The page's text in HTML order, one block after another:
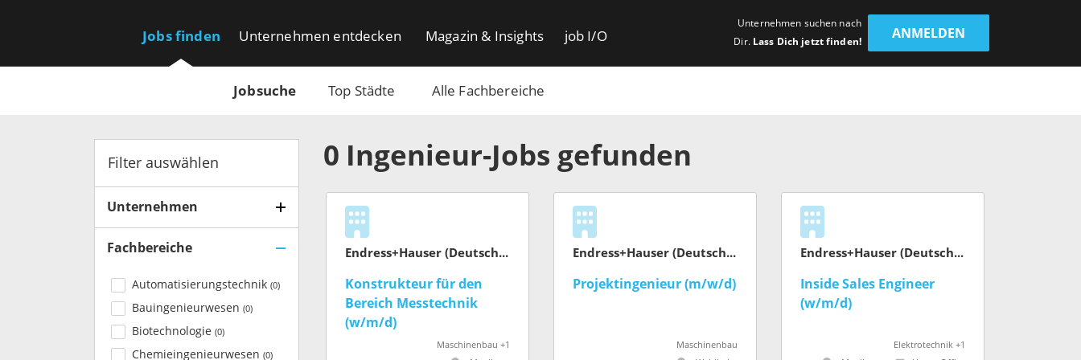
Jobs finden
Jobsuche Top Städte Alle Fachbereiche
Unternehmen entdecken Magazin & Insights job I/O
Unternehmen suchen nach
Dir. Lass Dich jetzt finden!
ANMELDEN
Filter auswählen
Unternehmen
Fachbereiche
Automatisierungstechnik (0)
Bauingenieurwesen (0)
Biotechnologie (0)
Chemieingenieurwesen (0)
0 Ingenieur-Jobs gefunden
Endress+Hauser (Deutschland) GmbH+Co. KG
Konstrukteur für den
Bereich Messtechnik
(w/m/d)
Maschinenbau +1
Endress+Hauser (Deutschland) GmbH+Co. KG
Projektingenieur (m/w/d)
Maschinenbau
Endress+Hauser (Deutschland) GmbH+Co. KG
Inside Sales Engineer
(w/m/d)
Elektrotechnik +1